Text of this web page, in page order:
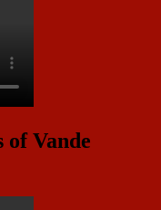
of Vande